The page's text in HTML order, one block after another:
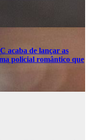
acaba de lançar as
policial romântico que